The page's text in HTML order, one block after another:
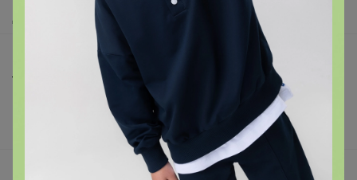
Доставка
Торговые марки
Подарочные сертификаты